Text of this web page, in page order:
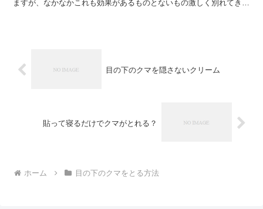
ますが、なかなかこれも効果があるものとないもの激しく別れてきま
目の下のクマを隠さないクリーム
貼って寝るだけでクマがとれる？
ホーム 目の下のクマをとる方法